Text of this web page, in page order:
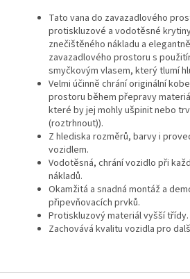
Tato vana do zavazadlového
protiskluzové a vodotěsné
znečištěného nákladu a
zavazadlového prostoru s
smyčkovým vlasem, který tlumí
Velmi účinně chrání originální
prostoru během přepravy
které by jej mohly ušpinit nebo
(roztrhnout)).
Z hlediska rozměrů, barvy i
vozidlem.
Vodotěsná, chrání vozidlo při
nákladů.
Okamžitá a snadná montáž a
připevňovacích prvků.
Protiskluzový materiál vyšší třídy.
Zachovává kvalitu vozidla pro